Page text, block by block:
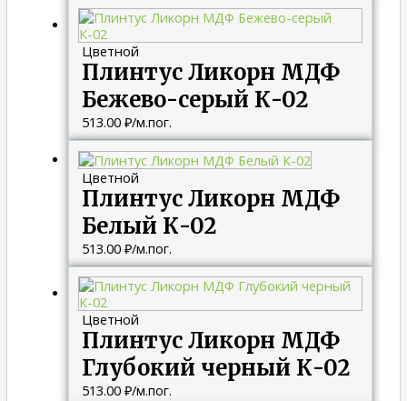
Цветной
Плинтус Ликорн МДФ
Бежево-серый К-02
513.00 ₽/м.пог.
Цветной
Плинтус Ликорн МДФ
Белый К-02
513.00 ₽/м.пог.
Цветной
Плинтус Ликорн МДФ
Глубокий черный К-02
513.00 ₽/м.пог.